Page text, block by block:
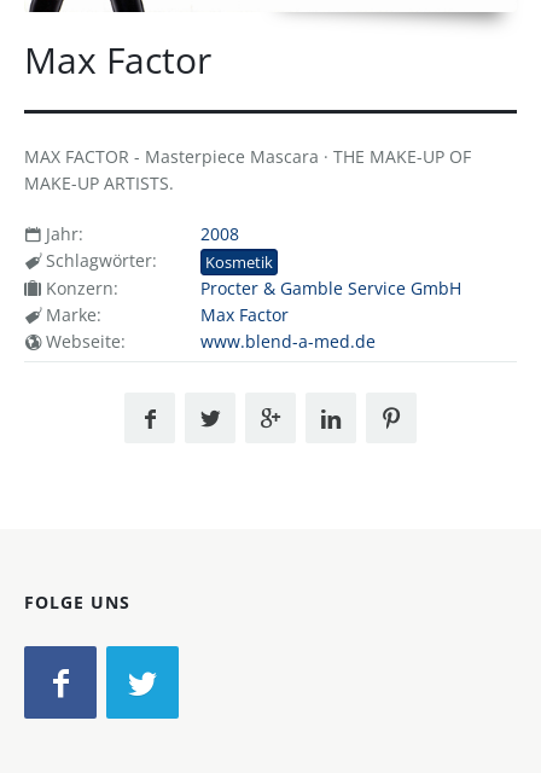
Max Factor
MAX FACTOR - Masterpiece Mascara · THE MAKE-UP OF
MAKE-UP ARTISTS.
Jahr:
2008
Schlagwörter:
Kosmetik
Konzern:
Procter & Gamble Service GmbH
Marke:
Max Factor
Webseite:
www.blend-a-med.de
FOLGE UNS